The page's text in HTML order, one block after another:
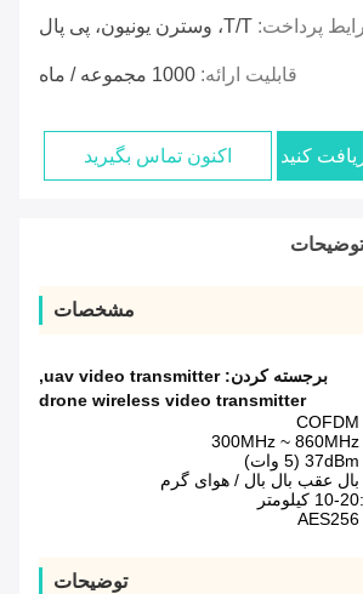
پرداخت: T/T، وسترن یونیون، پی پال
قابلیت ارائه: 1000 مجموعه / ماه
کنید اکنون تماس بگیرید
توضیحات
مشخصات
برجسته کردن:uav video transmitter
,
drone wireless video transmitter
COFDM
300MHz ~ 860MHz
37dBm (5 وات)
بال عقب بال بال / هوای گرم
10-20 کیلومتر
AES256
توضیحات